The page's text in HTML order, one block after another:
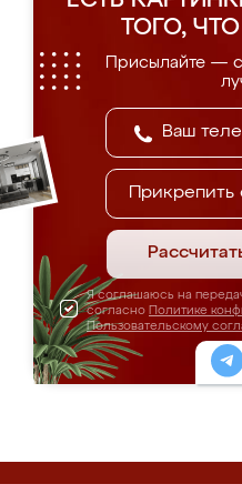
ТОГО,
Присылайте —
Прикрепить
Я соглашаюсь на
согласно Политике
Пользовательскому